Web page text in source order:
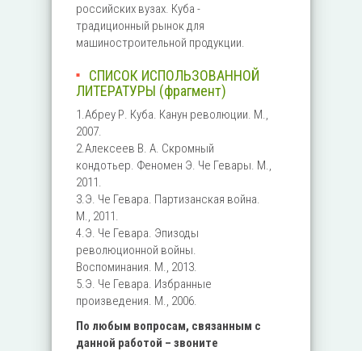
российских вузах. Куба -
традиционный рынок для
машиностроительной продукции.
СПИСОК ИСПОЛЬЗОВАННОЙ
ЛИТЕРАТУРЫ (фрагмент)
1.Абреу Р. Куба. Канун революции. М.,
2007.
2.Алексеев В. А. Скромный
кондотьер. Феномен Э. Че Гевары. М.,
2011.
3.Э. Че Гевара. Партизанская война.
М., 2011.
4.Э. Че Гевара. Эпизоды
революционной войны.
Воспоминания. М., 2013.
5.Э. Че Гевара. Избранные
произведения. М., 2006.
По любым вопросам, связанным с
данной работой – звоните